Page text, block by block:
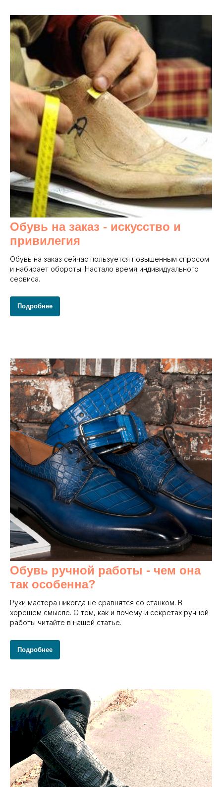
Обувь на заказ - искусство и
привилегия
Обувь на заказ сейчас пользуется повышенным спросом
и набирает обороты. Настало время индивидуального
сервиса.
Подробнее
Обувь ручной работы - чем она
так особенна?
Руки мастера никогда не сравнятся со станком. В
хорошем смысле. О том, как и почему и секретах ручной
работы читайте в нашей статье.
Подробнее